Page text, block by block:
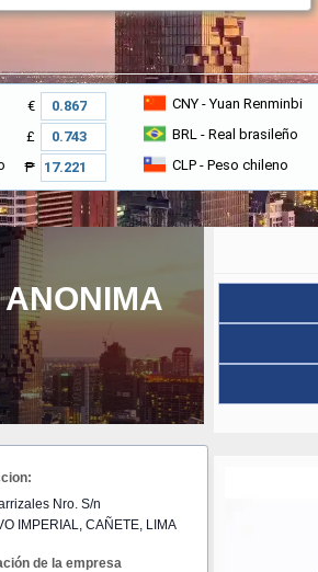
€ CNY- Yuan Renminbi
£ BRL - Real brasileño
₱ CLP- Peso chileno
Nro. S/n
IMPERIAL, CAÑETE, LIMA
de la empresa